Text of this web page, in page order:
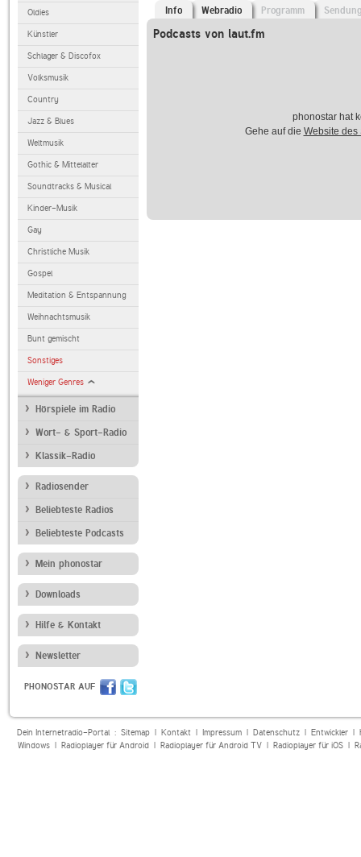
Oldies
Künstler
Schlager & Discofox
Volksmusik
Country
Jazz & Blues
Weltmusik
Gothic & Mittelalter
Soundtracks & Musical
Kinder-Musik
Gay
Christliche Musik
Gospel
Meditation & Entspannung
Weihnachtsmusik
Bunt gemischt
Sonstiges
Weniger Genres
Hörspiele im Radio
Wort- & Sport-Radio
Klassik-Radio
Radiosender
Beliebteste Radios
Beliebteste Podcasts
Mein phonostar
Downloads
Hilfe & Kontakt
Newsletter
PHONOSTAR AUF
Info Webradio Programm
Podcasts von laut.fm
phonostar hat
Gehe auf die Website des
Dein Internetradio-Portal : Sitemap| Kontakt| Impressum| Datenschutz| Entwickler|
Windows| Radioplayer für Android| Radioplayer für Android TV| Radioplayer für iOS|